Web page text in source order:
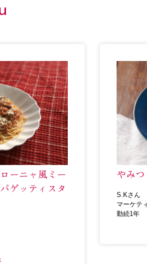
ーニャ風ミー
ゲッティスタ
やみ
S.Kさん
マーケテ
勤続1年